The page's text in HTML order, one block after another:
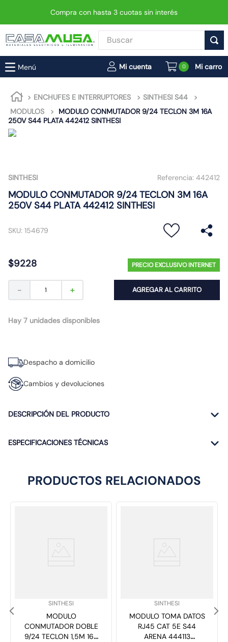
Compra con hasta 3 cuotas sin interés
Buscar
0
ENCHUFES E INTERRUPTORES
SINTHESI S44
MODULOS
MODULO CONMUTADOR 9/24 TECLON 3M 16A
250V S44 PLATA 442412 SINTHESI
SINTHESI Referencia: 442412
MODULO CONMUTADOR 9/24 TECLON 3M 16A
250V S44 PLATA 442412 SINTHESI
SKU: 154679
$9228 PRECIO EXCLUSIVO INTERNET
＋
－ AGREGAR AL CARRITO
Hay 7 unidades disponibles
Despacho a domicilio
Cambios y devoluciones
DESCRIPCIÓN DEL PRODUCTO
ESPECIFICACIONES TÉCNICAS
PRODUCTOS RELACIONADOS
SINTHESI
MODULO
CONMUTADOR DOBLE
9/24 TECLON 1,5M 16A
SINTHESI
MODULO TOMA DATOS
RJ45 CAT 5E S44
ARENA 444113
TÉRMINOS MÁS BUSCADOS
1.
enchufe
2.
interruptor
3.
luminaria vial led neo
matixgo
8.
ampolleta